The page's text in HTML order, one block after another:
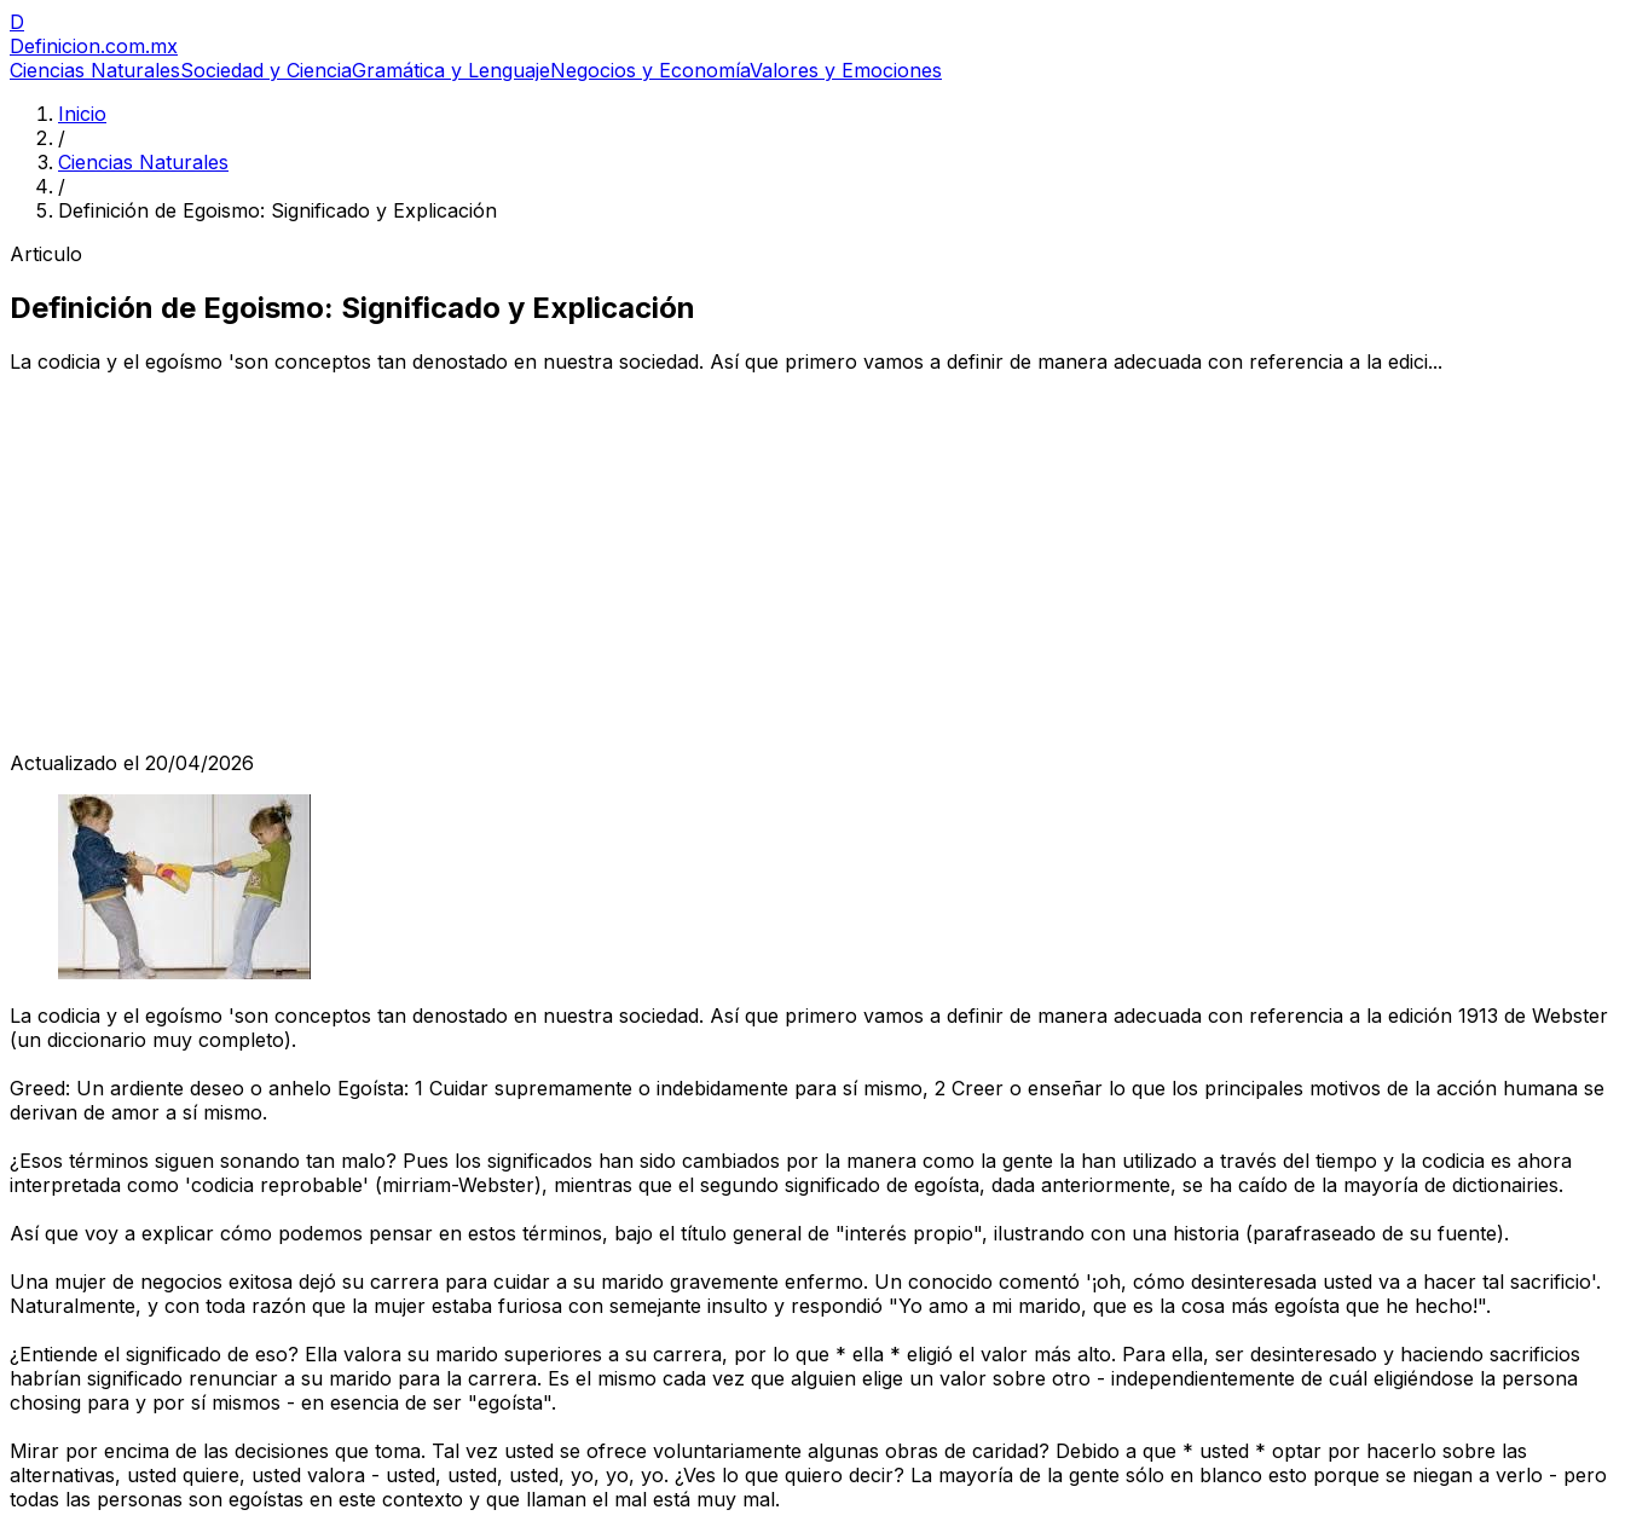
D
Definicion.com.mx
Ciencias NaturalesSociedad y CienciaGramática y LenguajeNegocios y EconomíaValores y Emociones
Inicio
/
Ciencias Naturales
/
Definición de Egoismo: Significado y Explicación
Articulo
Definición de Egoismo: Significado y Explicación
La codicia y el egoísmo 'son conceptos tan denostado en nuestra sociedad. Así que primero vamos a definir de manera adecuada con referencia a la edici...
Actualizado el 20/04/2026
La codicia y el egoísmo 'son conceptos tan denostado en nuestra sociedad. Así que primero vamos a definir de manera adecuada con referencia a la edición 1913 de Webster
(un diccionario muy completo).
Greed: Un ardiente deseo o anhelo Egoísta: 1 Cuidar supremamente o indebidamente para sí mismo, 2 Creer o enseñar lo que los principales motivos de la acción humana se
derivan de amor a sí mismo.
¿Esos términos siguen sonando tan malo? Pues los significados han sido cambiados por la manera como la gente la han utilizado a través del tiempo y la codicia es ahora
interpretada como 'codicia reprobable' (mirriam-Webster), mientras que el segundo significado de egoísta, dada anteriormente, se ha caído de la mayoría de dictionairies.
Así que voy a explicar cómo podemos pensar en estos términos, bajo el título general de "interés propio", ilustrando con una historia (parafraseado de su fuente).
Una mujer de negocios exitosa dejó su carrera para cuidar a su marido gravemente enfermo. Un conocido comentó '¡oh, cómo desinteresada usted va a hacer tal sacrificio'.
Naturalmente, y con toda razón que la mujer estaba furiosa con semejante insulto y respondió "Yo amo a mi marido, que es la cosa más egoísta que he hecho!".
¿Entiende el significado de eso? Ella valora su marido superiores a su carrera, por lo que * ella * eligió el valor más alto. Para ella, ser desinteresado y haciendo sacrificios
habrían significado renunciar a su marido para la carrera. Es el mismo cada vez que alguien elige un valor sobre otro - independientemente de cuál eligiéndose la persona
chosing para y por sí mismos - en esencia de ser "egoísta".
Mirar por encima de las decisiones que toma. Tal vez usted se ofrece voluntariamente algunas obras de caridad? Debido a que * usted * optar por hacerlo sobre las
alternativas, usted quiere, usted valora - usted, usted, usted, yo, yo, yo. ¿Ves lo que quiero decir? La mayoría de la gente sólo en blanco esto porque se niegan a verlo - pero
todas las personas son egoístas en este contexto y que llaman el mal está muy mal.